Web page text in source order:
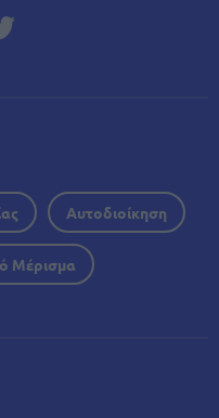
Αυτοδιοίκηση
Μέρισμα